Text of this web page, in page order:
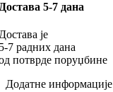
5-7 дана
је
7 радних дана
потврде поруџбине
Додатне информације